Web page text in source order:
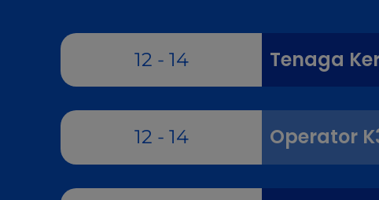
12 - 14 Tenaga
12 - 14 Operator